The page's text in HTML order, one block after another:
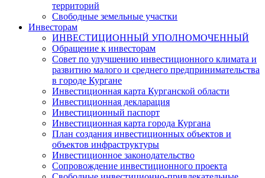
территорий
Свободные земельные участки
Инвесторам
ИНВЕСТИЦИОННЫЙ УПОЛНОМОЧЕННЫЙ
Обращение к инвесторам
Совет по улучшению инвестиционного климата и
развитию малого и среднего предпринимательства
в городе Кургане
Инвестиционная карта Курганской области
Инвестиционная декларация
Инвестиционный паспорт
Инвестиционная карта города Кургана
План создания инвестиционных объектов и
объектов инфраструктуры
Инвестиционное законодательство
Сопровождение инвестиционного проекта